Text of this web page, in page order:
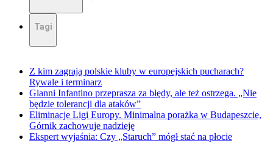
Tagi
Z kim zagrają polskie kluby w europejskich pucharach?
Rywale i terminarz
Gianni Infantino przeprasza za błędy, ale też ostrzega. „Nie
będzie tolerancji dla ataków”
Eliminacje Ligi Europy. Minimalna porażka w Budapeszcie,
Górnik zachowuje nadzieję
Ekspert wyjaśnia: Czy „Staruch” mógł stać na płocie